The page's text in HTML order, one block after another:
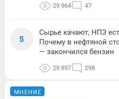
29 964 47
5
Сырье качают, НПЗ
Почему в нефтяной
— закончился бензин
29 897 298
МНЕНИЕ